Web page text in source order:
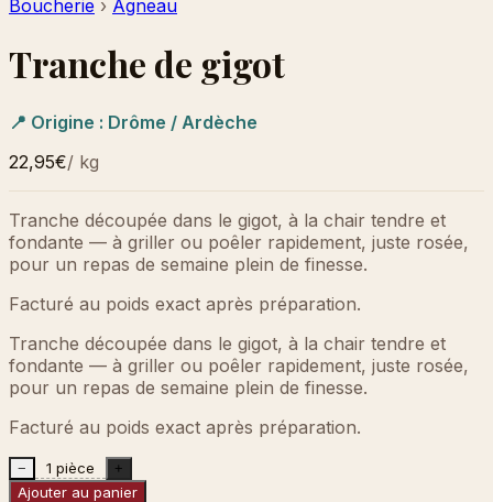
Boucherie › Agneau
Tranche de gigot
📍 Origine : Drôme / Ardèche
22,95€/ kg
Tranche découpée dans le gigot, à la chair tendre et
fondante — à griller ou poêler rapidement, juste rosée,
pour un repas de semaine plein de finesse.
Facturé au poids exact après préparation.
Tranche découpée dans le gigot, à la chair tendre et
fondante — à griller ou poêler rapidement, juste rosée,
pour un repas de semaine plein de finesse.
Facturé au poids exact après préparation.
− 1 pièce +
Ajouter au panier